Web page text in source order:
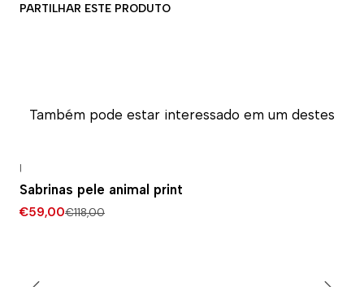
PARTILHAR ESTE PRODUTO
Também pode estar interessado em um destes
|
Sabrinas pele animal print
€59,00€118,00